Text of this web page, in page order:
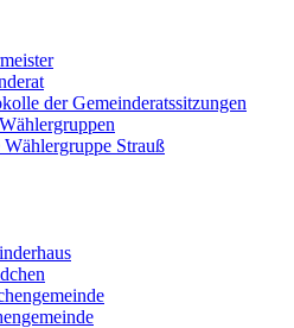
der Gemeinderatssitzungen
Wählergruppe Strauß